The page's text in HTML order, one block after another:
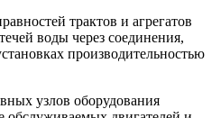
трактов и агрегатов
воды через соединения,
производительностью
узлов оборудования